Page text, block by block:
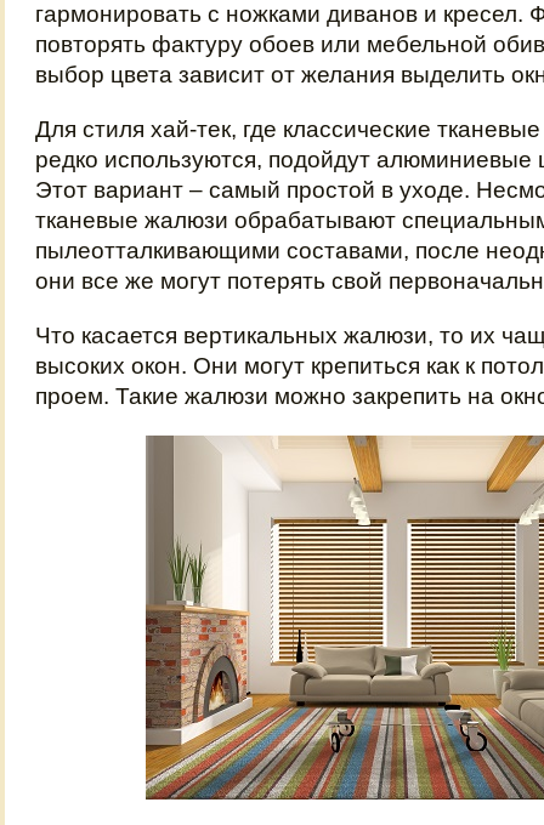
гармонировать с ножками диванов и кресел.
повторять фактуру обоев или мебельной
выбор цвета зависит от желания выделить
Для стиля хай-тек, где классические
редко используются, подойдут
Этот вариант – самый простой в уходе.
тканевые жалюзи обрабатывают
пылеотталкивающими составами, после
они все же могут потерять свой
Что касается вертикальных жалюзи, то их
высоких окон. Они могут крепиться как к
проем. Такие жалюзи можно закрепить на